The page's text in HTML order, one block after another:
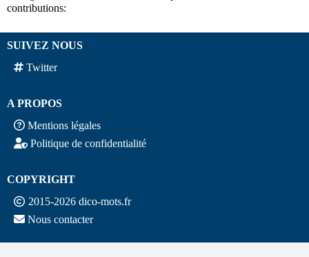
contributions:
SUIVEZ NOUS
Twitter
A PROPOS
Mentions légales
Politique de confidentialité
COPYRIGHT
2015-2026 dico-mots.fr
Nous contacter